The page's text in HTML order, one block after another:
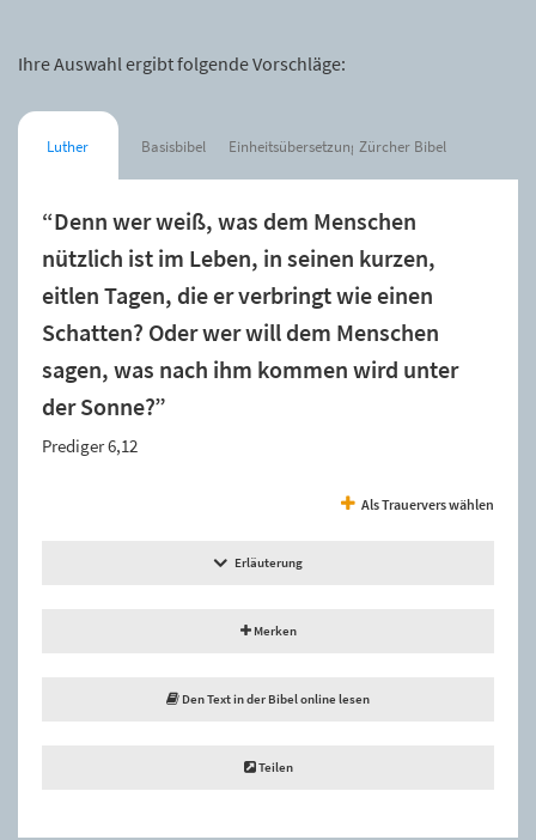
Ihre Auswahl ergibt folgende Vorschläge:
Luther Basisbibel Einheitsübersetzung Zürcher Bibel
“Denn wer weiß, was dem Menschen
nützlich ist im Leben, in seinen kurzen,
eitlen Tagen, die er verbringt wie einen
Schatten? Oder wer will dem Menschen
sagen, was nach ihm kommen wird unter
der Sonne?”
Prediger 6,12
Als Trauervers wählen
Erläuterung
Merken
Den Text in der Bibel online lesen
Teilen